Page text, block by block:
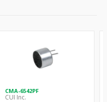
CMA-6542PF
CUI Inc.